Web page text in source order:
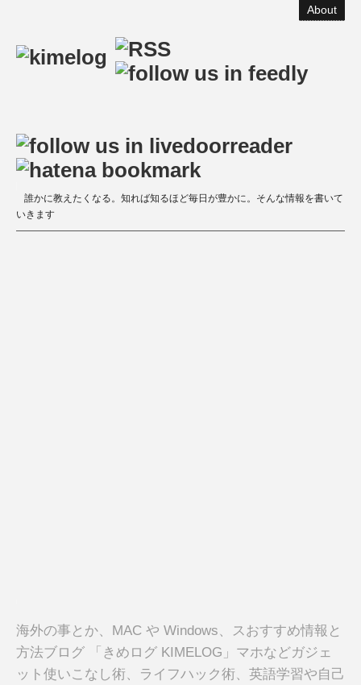
About
誰かに教えたくなる。知れば知るほど毎日が豊かに。そんな情報を書いて
いきます
海外の事とか、MAC や Windows、スおすすめ情報と
方法ブログ 「きめログ KIMELOG」マホなどガジェ
ット使いこなし術、ライフハック術、英語学習や自己